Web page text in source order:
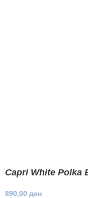
Capri White Polka
890,00 ден